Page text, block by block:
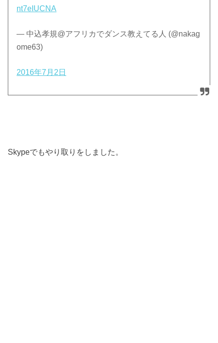
nt7eIUCNA
— 中込孝規@アフリカでダンス教えてる人 (@nakag
ome63)
2016年7月2日
Skypeでもやり取りをしました。